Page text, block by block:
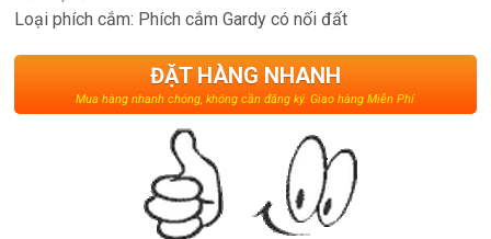
Loại phích cắm: Phích cắm Gardy có nối đất
ĐẶT HÀNG NHANH
Mua hàng nhanh chóng, không cần đăng ký. Giao hàng Miễn Phí